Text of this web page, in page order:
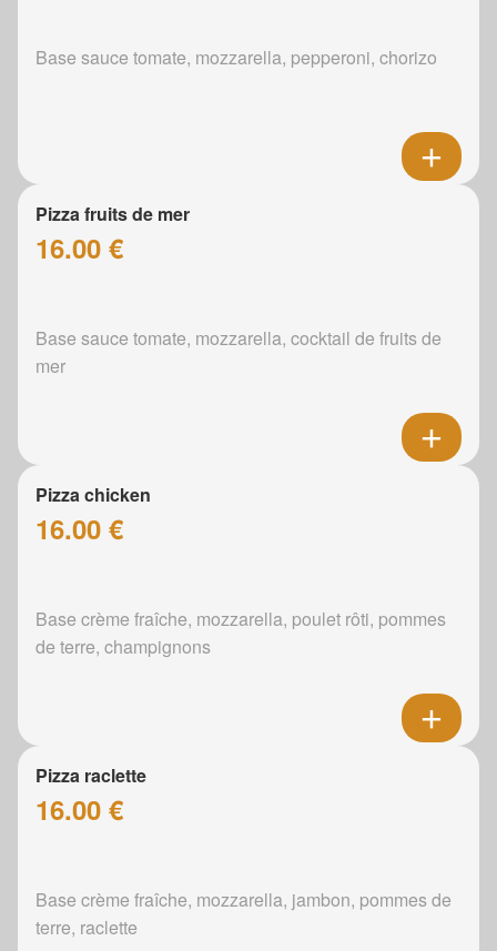
Base sauce tomate, mozzarella, pepperoni, chorizo
Pizza fruits de mer
16.00 €
Base sauce tomate, mozzarella, cocktail de fruits de
mer
Pizza chicken
16.00 €
Base crème fraîche, mozzarella, poulet rôti, pommes
de terre, champignons
Pizza raclette
16.00 €
Base crème fraîche, mozzarella, jambon, pommes de
terre, raclette